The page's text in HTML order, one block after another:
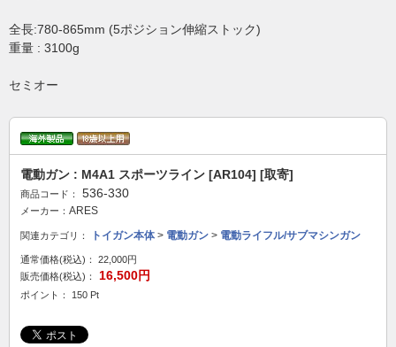
全長:780-865mm (5ポジション伸縮ストック)
重量 : 3100g
セミオー
電動ガン : M4A1 スポーツライン [AR104] [取寄]
商品コード： 536-330
メーカー： ARES
関連カテゴリ： トイガン本体> 電動ガン > 電動ライフル/サブマシンガン
通常価格(税込)：
22,000円
販売価格(税込)：
16,500円
ポイント： 150 Pt